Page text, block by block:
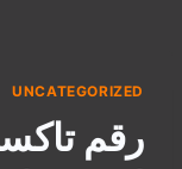
UNCATEGORIZED
رقم